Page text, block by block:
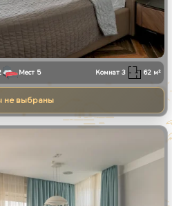
Мест 5 Комнат3 62 м²
не выбраны